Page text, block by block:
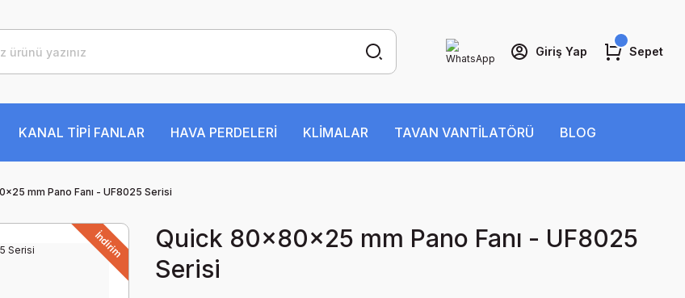
Giriş Yap Sepet
KANAL TİPİ FANLAR HAVA PERDELERİ KLİMALAR TAVAN VANTİLATÖRÜ BLOG
mm Pano Fanı - UF8025 Serisi
İndirim
Quick 80x80x25 mm Pano Fanı - UF8025
Serisi